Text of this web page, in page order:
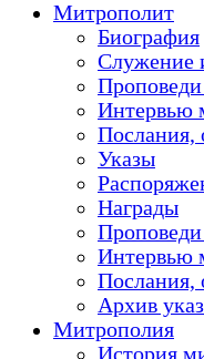
Митрополит
Биография
Служение
Интервью
Послания,
Указы
Награды
Интервью
Послания,
Архив
Митрополия
История